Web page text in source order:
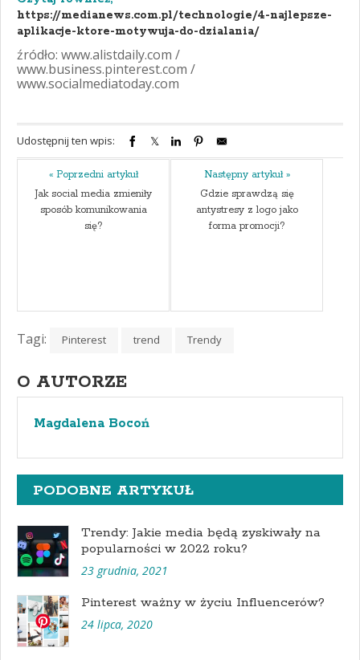
https://medianews.com.pl/technologie/4-najlepsze-
aplikacje-ktore-motywuja-do-dzialania/
źródło: www.alistdaily.com /
www.business.pinterest.com /
www.socialmediatoday.com
Udostępnij ten wpis:
« Poprzedni artykuł
Jak social media zmieniły
sposób komunikowania
się?
Następny artykuł »
Gdzie sprawdzą się
antystresy z logo jako
forma promocji?
Tagi: Pinterest trend Trendy
O AUTORZE
Magdalena Bocoń
PODOBNE ARTYKUŁ
Trendy: Jakie media będą zyskiwały na
popularności w 2022 roku?
23 grudnia, 2021
Pinterest ważny w życiu Influencerów?
24 lipca, 2020